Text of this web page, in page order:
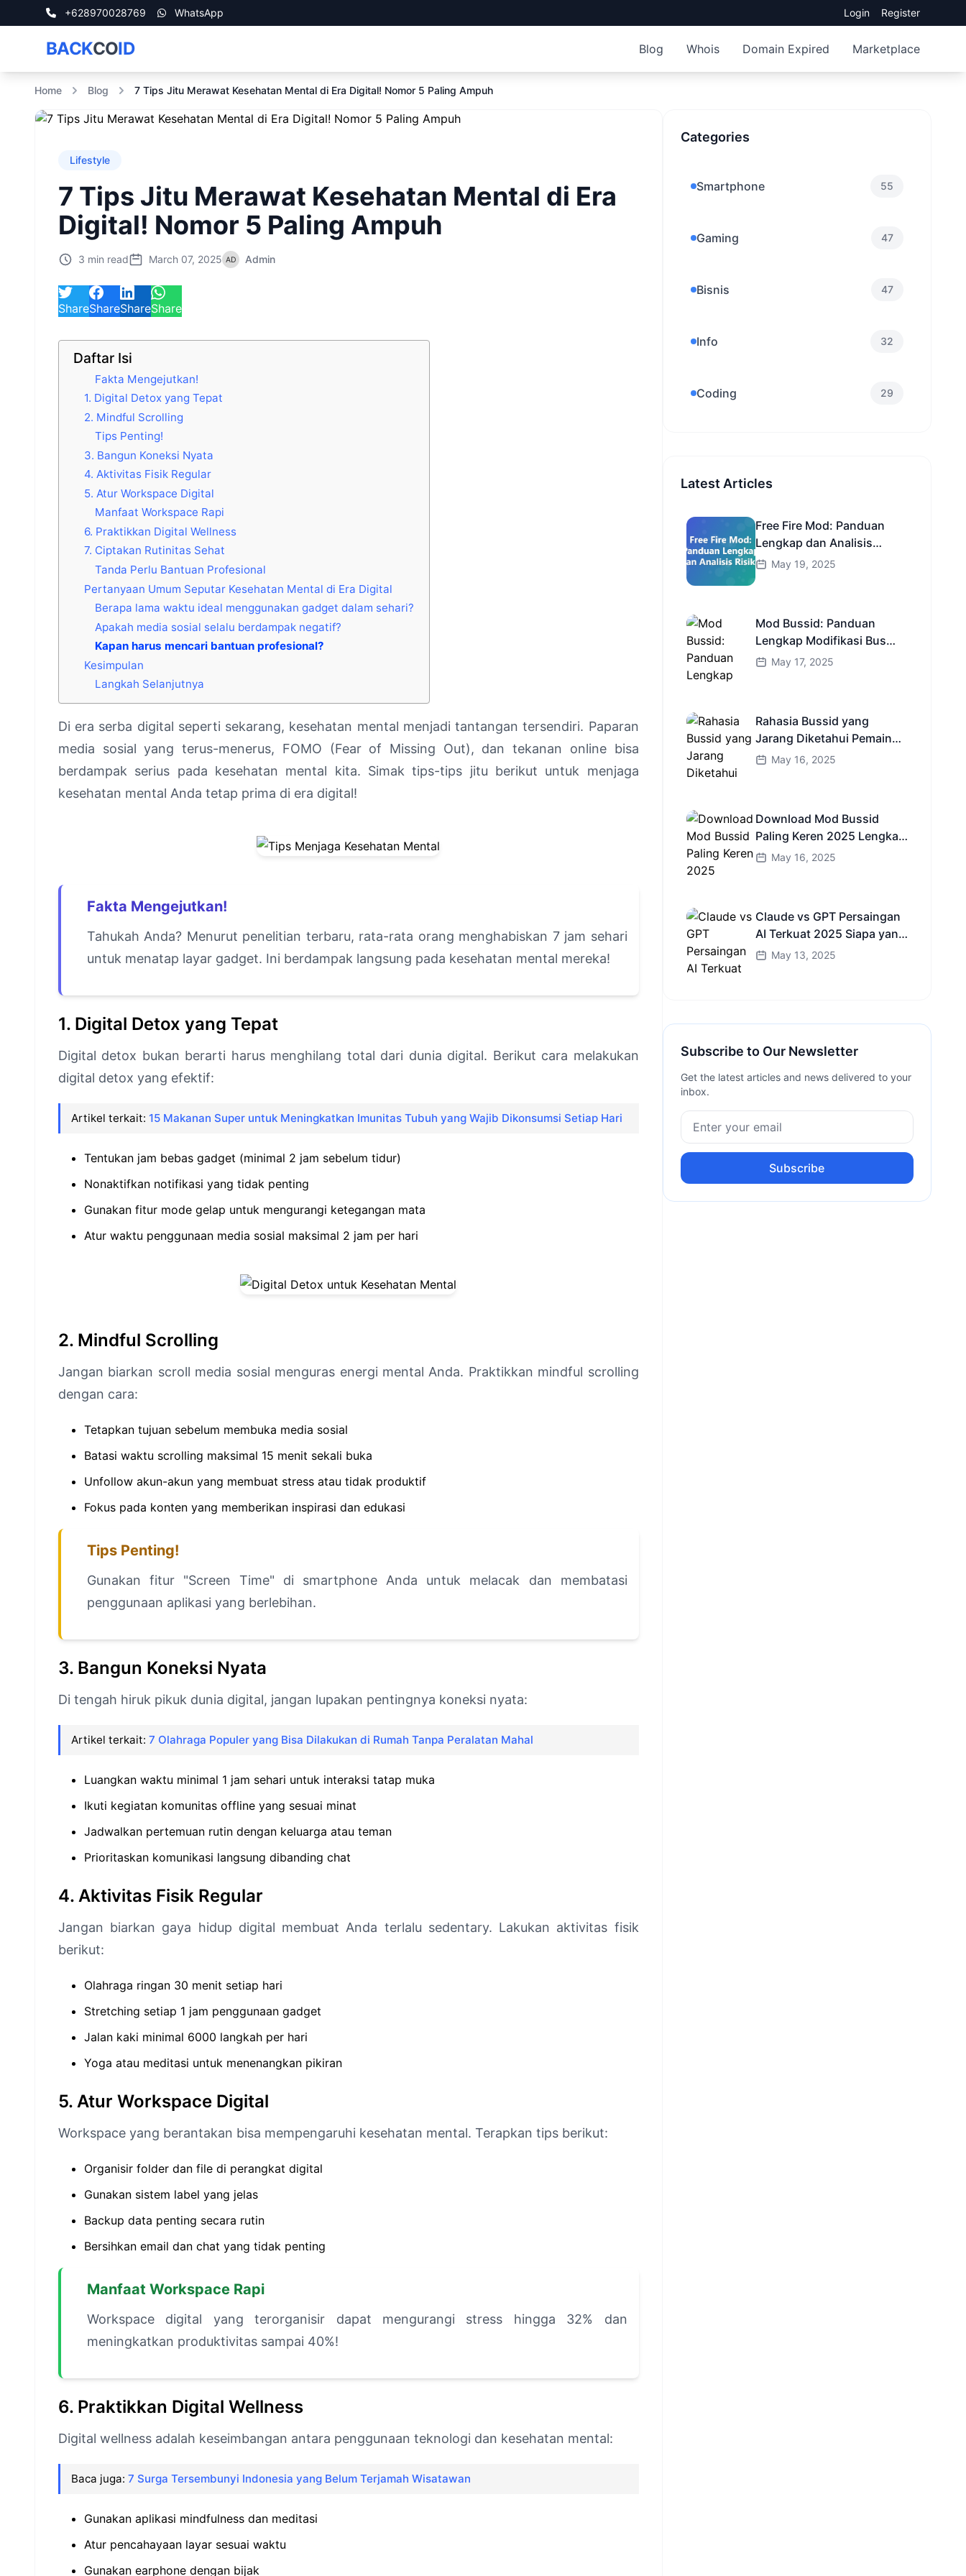
+628970028769 WhatsApp Login Register
BACKCOID Blog Whois Domain Expired Marketplace
Home Blog 7 Tips Jitu Merawat Kesehatan Mental di Era Digital! Nomor 5 Paling Ampuh
Lifestyle
7 Tips Jitu Merawat Kesehatan Mental di Era
Digital! Nomor 5 Paling Ampuh
3 min read March 07, 2025 Admin
ShareShareShareShare
Daftar Isi
Fakta Mengejutkan!
1. Digital Detox yang Tepat
2. Mindful Scrolling
Tips Penting!
3. Bangun Koneksi Nyata
4. Aktivitas Fisik Regular
5. Atur Workspace Digital
Manfaat Workspace Rapi
6. Praktikkan Digital Wellness
7. Ciptakan Rutinitas Sehat
Tanda Perlu Bantuan Profesional
Pertanyaan Umum Seputar Kesehatan Mental di Era Digital
Berapa lama waktu ideal menggunakan gadget dalam sehari?
Apakah media sosial selalu berdampak negatif?
Kapan harus mencari bantuan profesional?
Kesimpulan
Langkah Selanjutnya
Di era serba digital seperti sekarang, kesehatan mental menjadi tantangan tersendiri. Paparan
media sosial yang terus-menerus, FOMO (Fear of Missing Out), dan tekanan online bisa
berdampak serius pada kesehatan mental kita. Simak tips-tips jitu berikut untuk menjaga
kesehatan mental Anda tetap prima di era digital!
Fakta Mengejutkan!
Tahukah Anda? Menurut penelitian terbaru, rata-rata orang menghabiskan 7 jam sehari
untuk menatap layar gadget. Ini berdampak langsung pada kesehatan mental mereka!
1. Digital Detox yang Tepat
Digital detox bukan berarti harus menghilang total dari dunia digital. Berikut cara melakukan
digital detox yang efektif:
Artikel terkait: 15 Makanan Super untuk Meningkatkan Imunitas Tubuh yang Wajib Dikonsumsi Setiap Hari
Tentukan jam bebas gadget (minimal 2 jam sebelum tidur)
Nonaktifkan notifikasi yang tidak penting
Gunakan fitur mode gelap untuk mengurangi ketegangan mata
Atur waktu penggunaan media sosial maksimal 2 jam per hari
2. Mindful Scrolling
Jangan biarkan scroll media sosial menguras energi mental Anda. Praktikkan mindful scrolling
dengan cara:
Tetapkan tujuan sebelum membuka media sosial
Batasi waktu scrolling maksimal 15 menit sekali buka
Unfollow akun-akun yang membuat stress atau tidak produktif
Fokus pada konten yang memberikan inspirasi dan edukasi
Tips Penting!
Gunakan fitur "Screen Time" di smartphone Anda untuk melacak dan membatasi
penggunaan aplikasi yang berlebihan.
3. Bangun Koneksi Nyata
Di tengah hiruk pikuk dunia digital, jangan lupakan pentingnya koneksi nyata:
Artikel terkait: 7 Olahraga Populer yang Bisa Dilakukan di Rumah Tanpa Peralatan Mahal
Luangkan waktu minimal 1 jam sehari untuk interaksi tatap muka
Ikuti kegiatan komunitas offline yang sesuai minat
Jadwalkan pertemuan rutin dengan keluarga atau teman
Prioritaskan komunikasi langsung dibanding chat
4. Aktivitas Fisik Regular
Jangan biarkan gaya hidup digital membuat Anda terlalu sedentary. Lakukan aktivitas fisik
berikut:
Olahraga ringan 30 menit setiap hari
Stretching setiap 1 jam penggunaan gadget
Jalan kaki minimal 6000 langkah per hari
Yoga atau meditasi untuk menenangkan pikiran
5. Atur Workspace Digital
Workspace yang berantakan bisa mempengaruhi kesehatan mental. Terapkan tips berikut:
Organisir folder dan file di perangkat digital
Gunakan sistem label yang jelas
Backup data penting secara rutin
Bersihkan email dan chat yang tidak penting
Manfaat Workspace Rapi
Workspace digital yang terorganisir dapat mengurangi stress hingga 32% dan
meningkatkan produktivitas sampai 40%!
6. Praktikkan Digital Wellness
Digital wellness adalah keseimbangan antara penggunaan teknologi dan kesehatan mental:
Baca juga: 7 Surga Tersembunyi Indonesia yang Belum Terjamah Wisatawan
Gunakan aplikasi mindfulness dan meditasi
Atur pencahayaan layar sesuai waktu
Gunakan earphone dengan bijak
Categories
Smartphone 55
Gaming 47
Bisnis 47
Info 32
Coding 29
Latest Articles
Free Fire Mod: Panduan
Lengkap dan Analisis
RisikoMay 19, 2025
Mod Bussid: Panduan
Lengkap Modifikasi Bus
Simulator Indonesia
May 17, 2025
Rahasia Bussid yang
Jarang Diketahui Pemain
Baru Kamu Wajib Coba!
May 16, 2025
Download Mod Bussid
Paling Keren 2025 Lengkap
Mobil Bus dan Truk HD
May 16, 2025
Claude vs GPT Persaingan
AI Terkuat 2025 Siapa yang
Lebih Cerdas?
May 13, 2025
Subscribe to Our Newsletter
Get the latest articles and news delivered to your
inbox.
Subscribe